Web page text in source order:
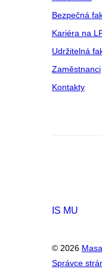
Bezpečná
Kariéra na
Udržitelná
Zaměstnanci
Kontakty
IS MU
© 2026
Správce